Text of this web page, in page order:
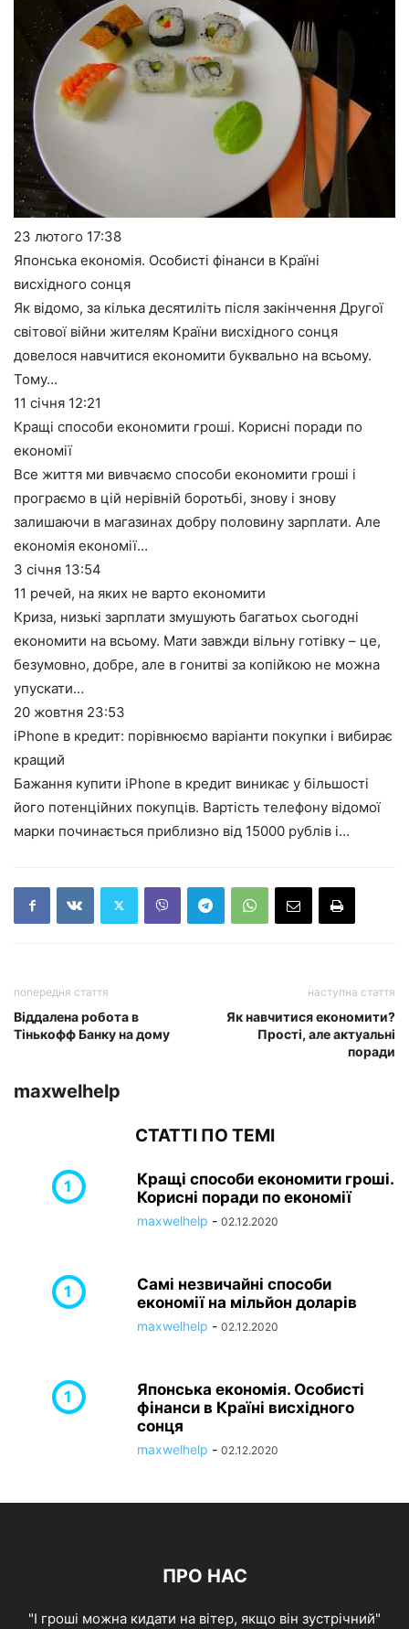
23 лютого 17:38
Японська економія. Особисті фінанси в Країні
висхідного сонця
Як відомо, за кілька десятиліть після закінчення Другої
світової війни жителям Країни висхідного сонця
довелося навчитися економити буквально на всьому.
Тому…
11 січня 12:21
Кращі способи економити гроші. Корисні поради по
економії
Все життя ми вивчаємо способи економити гроші і
програємо в цій нерівній боротьбі, знову і знову
залишаючи в магазинах добру половину зарплати. Але
економія економії…
3 січня 13:54
11 речей, на яких не варто економити
Криза, низькі зарплати змушують багатьох сьогодні
економити на всьому. Мати завжди вільну готівку – це,
безумовно, добре, але в гонитві за копійкою не можна
упускати…
20 жовтня 23:53
iPhone в кредит: порівнюємо варіанти покупки і вибирає
кращий
Бажання купити iPhone в кредит виникає у більшості
його потенційних покупців. Вартість телефону відомої
марки починається приблизно від 15000 рублів і…
попередня стаття
Віддалена робота в
Тінькофф Банку на дому
наступна стаття
Як навчитися економити?
Прості, але актуальні
поради
maxwelhelp
СТАТТІ ПО ТЕМІ
Кращі способи економити гроші.
Корисні поради по економії
maxwelhelp - 02.12.2020
Самі незвичайні способи
економії на мільйон доларів
maxwelhelp - 02.12.2020
Японська економія. Особисті
фінанси в Країні висхідного
сонця
maxwelhelp - 02.12.2020
ПРО НАС
"І гроші можна кидати на вітер, якщо він зустрічний"